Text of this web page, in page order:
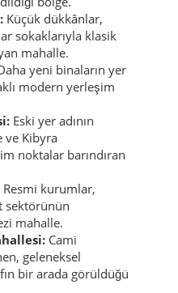
Küçük dükkânlar,
sokaklarıyla klasik
mahalle.
yeni binaların yer
modern yerleşim
Eski yer adının
ve Kibyra
noktalar barındıran
Resmi kurumlar,
sektörünün
mahalle.
Cami
geleneksel
bir arada görüldüğü